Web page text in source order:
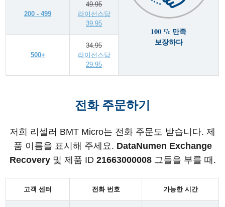
100 % 만족
보장하다
200 - 499
49.95
라이선스당
39.95
500+
34.95
라이선스당
29.95
전화 주문하기
저희 리셀러 BMT Micro는 전화 주문도 받습니다. 제
품 이름을 표시해 주세요. DataNumen Exchange
Recovery및 제품 ID 21663000008그들을 부를 때.
고객 센터 전화 번호 가능한 시간